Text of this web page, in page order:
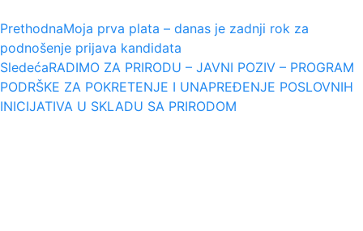
PrethodnaMoja prva plata – danas je zadnji rok za
podnošenje prijava kandidata
SledećaRADIMO ZA PRIRODU – JAVNI POZIV – PROGRAM
PODRŠKE ZA POKRETENJE I UNAPREĐENJE POSLOVNIH
INICIJATIVA U SKLADU SA PRIRODOM